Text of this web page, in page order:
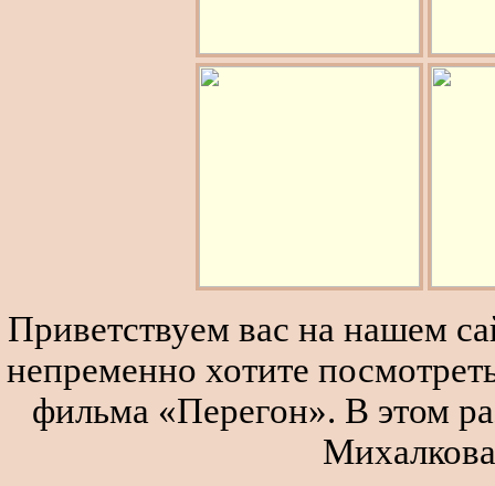
Приветствуем вас на нашем
непременно хотите
фильма «Перегон». В этом